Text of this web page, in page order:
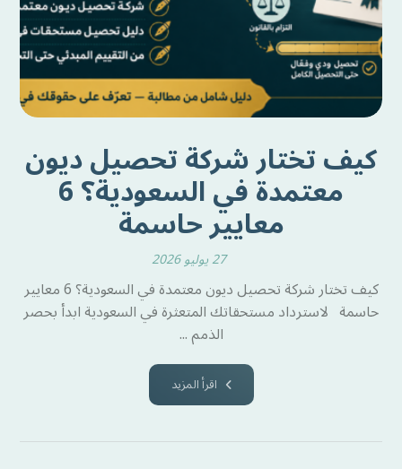
كيف تختار شركة تحصيل ديون
معتمدة في السعودية؟ 6
معايير حاسمة
27 يوليو 2026
كيف تختار شركة تحصيل ديون معتمدة في السعودية؟ 6 معايير
حاسمة لاسترداد مستحقاتك المتعثرة في السعودية ابدأ بحصر
الذمم ...
اقرأ المزيد